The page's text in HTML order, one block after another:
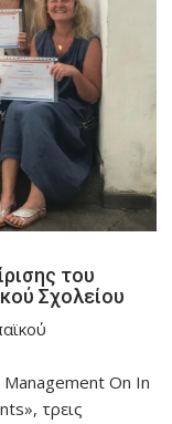
του
Σχολείου
Management On In
τρεις